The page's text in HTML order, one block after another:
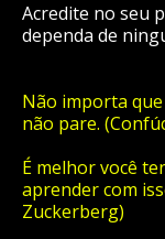
Acredite no seu
dependa de
Não importa
não pare.
É melhor você
aprender com
Zuckerberg)